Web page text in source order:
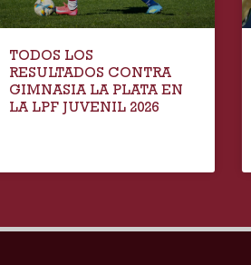
TODOS LOS
RESULTADOS CONTRA
GIMNASIA LA PLATA EN
LA LPF JUVENIL 2026